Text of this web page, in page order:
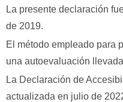
La presente declaración
de 2019.
El método empleado para
una autoevaluación
La Declaración de
actualizada en julio de